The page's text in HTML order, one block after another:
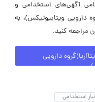
آگهی‌های استخدامی و
دارویی ویتابیوتیکس)، به
کنید.
دارویی
استخدامی